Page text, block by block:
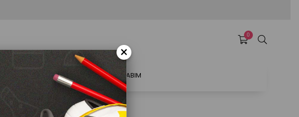
0
OYUNCAK SANATSAL HESABIM
×